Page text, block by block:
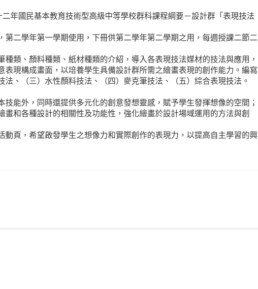
年國民基本教育技術型高級中等學校群科課程綱要－設計群「表現技法
第二學年第一學期使用，下冊供第二學年第二學期之用，每週授課二節二
類、顏料種類、紙材種類的介紹，導入各表現技法媒材的技法與應用，
現構成畫面，以培養學生具備設計群所需之繪畫表現的創作能力。編寫
、（三）水性顏料技法、（四）麥克筆技法、（五）綜合表現技法。
能外，同時還提供多元化的創意發想靈感，賦予學生發揮想像的空間；
和各種設計的相關性及功能性，強化繪畫於設計場域運用的方法與創
動頁，希望啟發學生之想像力和實際創作的表現力，以提高自主學習的興